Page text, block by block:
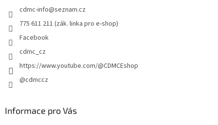
cdmc-info@seznam.cz
775 611 211 (zák. linka pro e-shop)
Facebook
cdmc_cz
https://www.youtube.com/@CDMCEshop
@cdmccz
Informace pro Vás